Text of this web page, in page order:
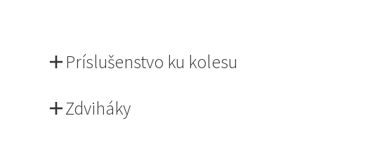
Príslušenstvo ku kolesu
Zdviháky